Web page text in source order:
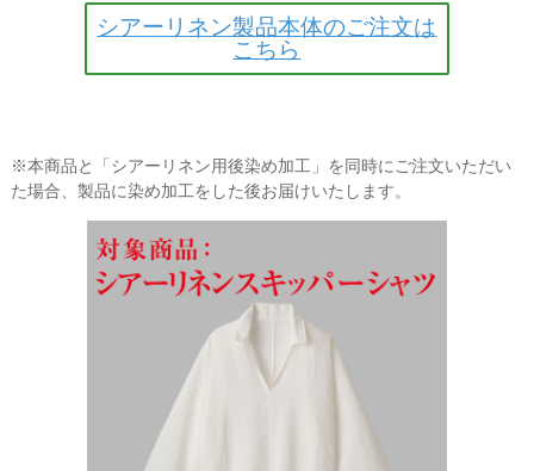
シアーリネン製品本体のご注文は
こちら
※本商品と「シアーリネン用後染め加工」を同時にご注文いただい
た場合、製品に染め加工をした後お届けいたします。